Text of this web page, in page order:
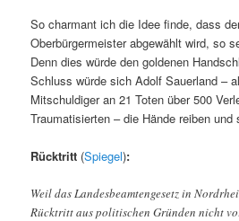
So charmant ich die Idee finde, dass
Oberbürgermeister abgewählt wird, so
Denn dies würde den goldenen
Schluss würde sich Adolf Sauerland –
Mitschuldiger an 21 Toten über 500
Traumatisierten – die Hände reiben
Rücktritt (Spiegel):
Weil das Landesbeamtengesetz in
Rücktritt aus politischen Gründen nicht